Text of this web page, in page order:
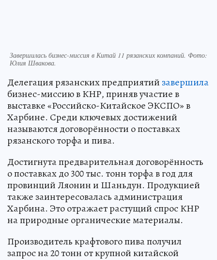
Завершилась бизнес-миссия в Китай 11 рязанских компаний. Фото:
Юлия Швакова.
Делегация рязанских предприятий завершила
бизнес-миссию в КНР, приняв участие в
выставке «Российско-Китайское ЭКСПО» в
Харбине. Среди ключевых достижений
называются договорённости о поставках
рязанского торфа и пива.
Достигнута предварительная договорённость
о поставках до 300 тыс. тонн торфа в год для
провинций Ляонин и Шаньдун. Продукцией
также заинтересовалась администрация
Харбина. Это отражает растущий спрос КНР
на природные органические материалы.
Производитель крафтового пива получил
запрос на 20 тонн от крупной китайской